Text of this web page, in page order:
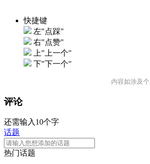
快捷键
左"点踩"
右"点赞"
上"上一个"
下"下一个"
内容如涉及
评论
还需输入10个字
话题
热门话题